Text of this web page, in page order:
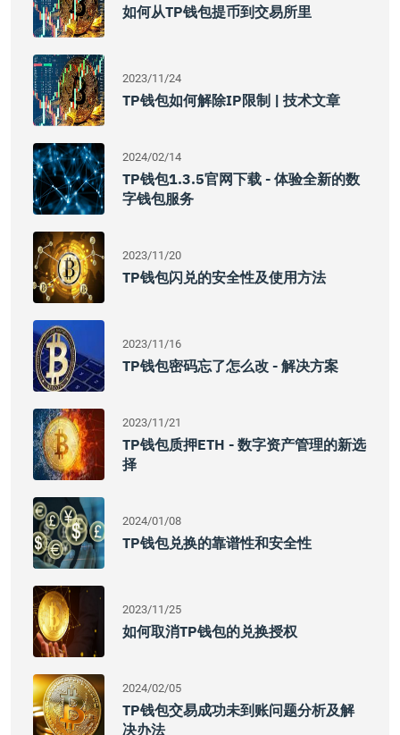
如何从TP钱包提币到交易所里
2023/11/24
TP钱包如何解除IP限制 | 技术文章
2024/02/14
TP钱包1.3.5官网下载 - 体验全新的数
字钱包服务
2023/11/20
TP钱包闪兑的安全性及使用方法
2023/11/16
TP钱包密码忘了怎么改 - 解决方案
2023/11/21
TP钱包质押ETH - 数字资产管理的新选
择
2024/01/08
TP钱包兑换的靠谱性和安全性
2023/11/25
如何取消TP钱包的兑换授权
2024/02/05
TP钱包交易成功未到账问题分析及解
决办法